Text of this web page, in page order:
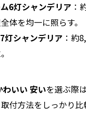
6灯シャンデリア ：
体を均一に照らす。
灯シャンデリア ：約
いい 安いを選ぶ際
付方法をしっかり